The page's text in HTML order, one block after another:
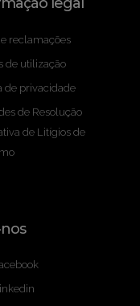
legal
reclamações
de utilização
de privacidade
de Resolução
de Litígios de